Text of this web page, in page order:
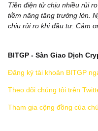
Tiền điện tử chịu nhiều rủi
tiềm năng tăng trưởng lớn.
chịu rủi ro khi đầu tư. Cảm
BITGP - Sàn Giao Dịch
Đăng ký tài khoản BITGP
Theo dõi chúng tôi trên
Tham gia cộng đồng của